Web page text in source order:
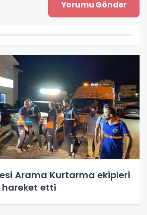
Arama Kurtarma ekipleri
hareket etti